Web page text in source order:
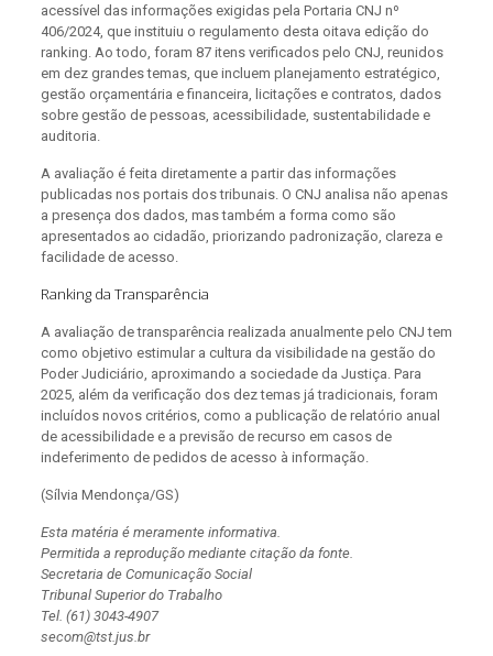
acessível das informações exigidas pela Portaria CNJ nº
406/2024, que instituiu o regulamento desta oitava edição do
ranking. Ao todo, foram 87 itens verificados pelo CNJ, reunidos
em dez grandes temas, que incluem planejamento estratégico,
gestão orçamentária e financeira, licitações e contratos, dados
sobre gestão de pessoas, acessibilidade, sustentabilidade e
auditoria.
A avaliação é feita diretamente a partir das informações
publicadas nos portais dos tribunais. O CNJ analisa não apenas
a presença dos dados, mas também a forma como são
apresentados ao cidadão, priorizando padronização, clareza e
facilidade de acesso.
Ranking da Transparência
A avaliação de transparência realizada anualmente pelo CNJ tem
como objetivo estimular a cultura da visibilidade na gestão do
Poder Judiciário, aproximando a sociedade da Justiça. Para
2025, além da verificação dos dez temas já tradicionais, foram
incluídos novos critérios, como a publicação de relatório anual
de acessibilidade e a previsão de recurso em casos de
indeferimento de pedidos de acesso à informação.
(Sílvia Mendonça/GS)
Esta matéria é meramente informativa.
Permitida a reprodução mediante citação da fonte.
Secretaria de Comunicação Social
Tribunal Superior do Trabalho
Tel. (61) 3043-4907
secom@tst.jus.br